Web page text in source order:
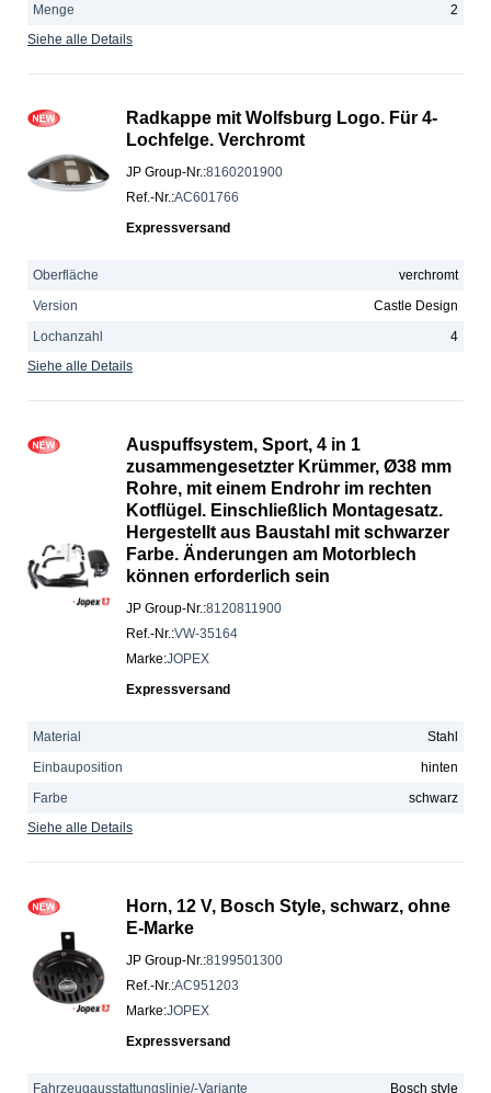
Menge
2
Siehe alle Details
Radkappe mit Wolfsburg Logo. Für 4-
Lochfelge. Verchromt
JP Group-Nr.:8160201900
Ref.-Nr.:AC601766
Expressversand
Oberfläche
verchromt
Version
Castle Design
Lochanzahl
4
Siehe alle Details
Auspuffsystem, Sport, 4 in 1
zusammengesetzter Krümmer, Ø38 mm
Rohre, mit einem Endrohr im rechten
Kotflügel. Einschließlich Montagesatz.
Hergestellt aus Baustahl mit schwarzer
Farbe. Änderungen am Motorblech
können erforderlich sein
JP Group-Nr.:8120811900
Ref.-Nr.:VW-35164
Marke:JOPEX
Expressversand
Material
Stahl
Einbauposition
hinten
Farbe
schwarz
Siehe alle Details
Horn, 12 V, Bosch Style, schwarz, ohne
E-Marke
JP Group-Nr.:8199501300
Ref.-Nr.:AC951203
Marke:JOPEX
Expressversand
Fahrzeugausstattungslinie/-Variante
Bosch style